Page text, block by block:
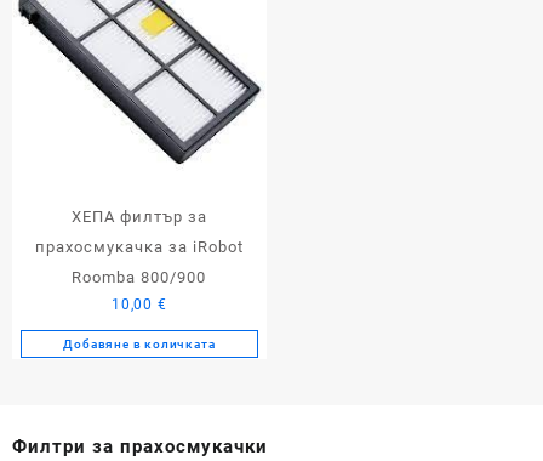
ХЕПА филтър за
прахосмукачка за iRobot
Roomba 800/900
10,00 €
Добавяне в количката
Филтри за прахосмукачки